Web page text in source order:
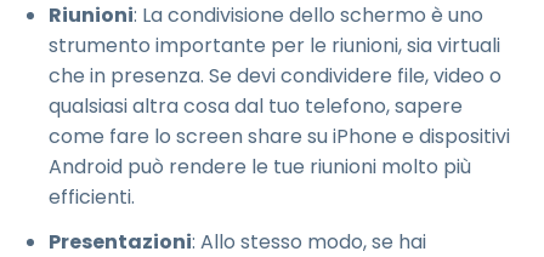
Riunioni: La condivisione dello schermo è uno
strumento importante per le riunioni, sia virtuali
che in presenza. Se devi condividere file, video o
qualsiasi altra cosa dal tuo telefono, sapere
come fare lo screen share su iPhone e dispositivi
Android può rendere le tue riunioni molto più
efficienti.
Presentazioni: Allo stesso modo, se hai